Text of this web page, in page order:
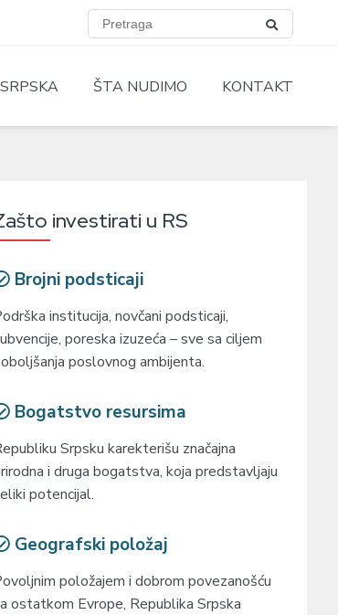
SRPSKA ŠTA NUDIMO KONTAKT
investirati u RS
Brojni podsticaji
institucija, novčani podsticaji,
poreska izuzeća – sve sa ciljem
poslovnog ambijenta.
Bogatstvo resursima
Srpsku karekterišu značajna
i druga bogatstva, koja predstavljaju
potencijal.
Geografski položaj
položajem i dobrom povezanošću
ostatkom Evrope, Republika Srpska